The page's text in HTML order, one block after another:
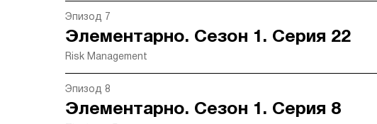
Эпизод 7
Элементарно. Сезон 1. Серия 22
Risk Management
Эпизод 8
Элементарно. Сезон 1. Серия 8